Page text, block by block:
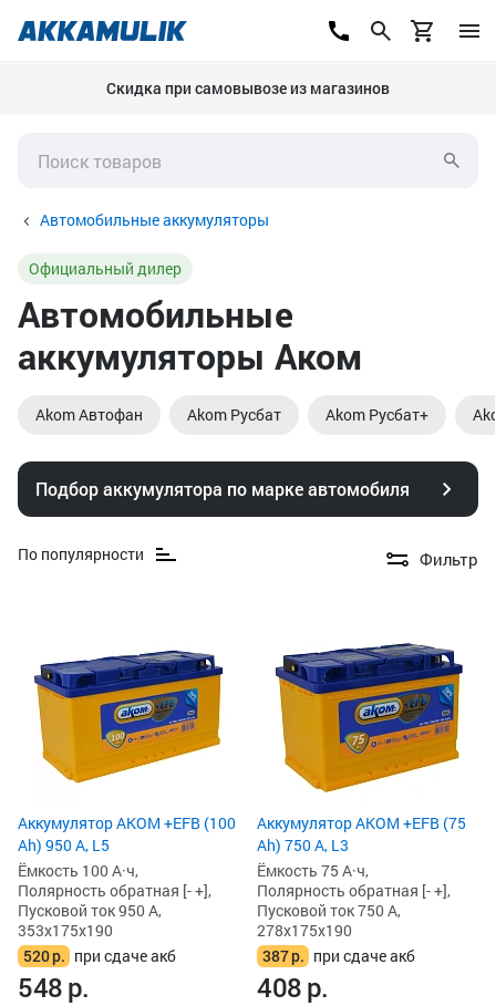
Скидка при самовывозе из магазинов
Автомобильные аккумуляторы
Официальный дилер
Автомобильные
аккумуляторы Аком
Akom Автофан Akom Русбат Akom Русбат+
Подбор аккумулятора по марке автомобиля
По популярности Фильтр
Аккумулятор AKOM +EFB (100
Ah) 950 А, L5
Ёмкость 100 А·ч,
Полярность обратная [- +],
Пусковой ток 950 А,
353x175x190
520р. при сдаче акб
548р.
Аккумулятор AKOM +EFB (75
Ah) 750 А, L3
Ёмкость 75 А·ч,
Полярность обратная [- +],
Пусковой ток 750 А,
278x175x190
387р. при сдаче акб
408р.